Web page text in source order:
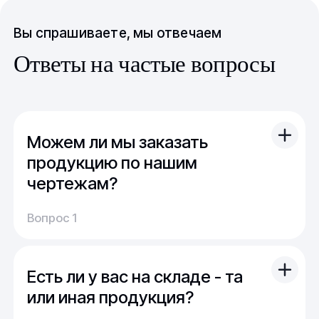
Вы спрашиваете, мы отвечаем
Ответы на частые вопросы
Можем ли мы заказать
продукцию по нашим
чертежам?
Вы можете отправить свой чертеж/проект
(в т.ч. примерный) с техническим заданием.
Мы можем изготовить для вас как мелкую
продукцию (метизы, точеные отводы,
детали), так и большие изделия
Вопрос 1
Есть ли у вас на складе - та
или иная продукция?